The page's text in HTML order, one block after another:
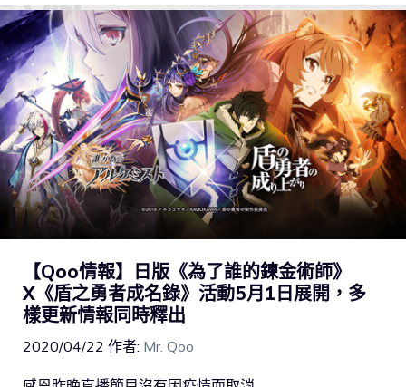
【Qoo情報】日版《為了誰的鍊金術師》
X《盾之勇者成名錄》活動5月1日展開，多
樣更新情報同時釋出
2020/04/22 作者: Mr. Qoo